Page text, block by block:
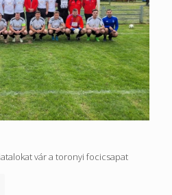
vár a toronyi focicsapat